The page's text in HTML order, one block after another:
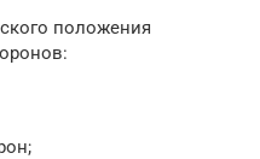
положения